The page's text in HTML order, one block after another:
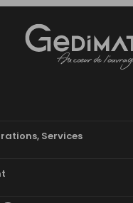
Services